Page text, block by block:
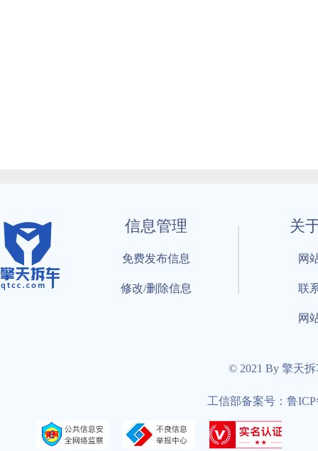
信息管理
免费发布信息
修改/删除信息
关
网
联
网
© 2021 By 擎天
工信部备案号：鲁